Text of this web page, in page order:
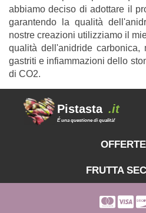
abbiamo deciso di adottare il
garantendo la qualità
nostre creazioni utilizziamo il
qualità dell'anidride
gastriti e infiammazioni dello
di CO2.
Pistasta .it
É una questione di qualità!
OFFERTE
FRUTTA